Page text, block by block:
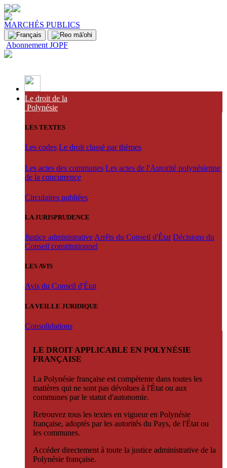
MARCHÉS PUBLICS
Abonnement JOPF
Le droit de la
Polynésie
LES TEXTES
Les codes Le droit classé par thèmes
Les actes des communes Les actes de l'Autorité polynésienne
de la concurrence
Circulaires publiées
LA JURISPRUDENCE
Justice administrative Arrêts du Conseil d'État Décisions du
Conseil constitutionnel
LES AVIS
Avis du Conseil d'État
LA VEILLE JURIDIQUE
Consolidations
LE DROIT APPLICABLE EN POLYNÉSIE
FRANÇAISE
La Polynésie française est compétente dans toutes les
matières qui ne sont pas dévolues à l'État ou aux
communes par le statut d'autonomie.
Retrouvez tous les textes en vigueur en Polynésie
française, adoptés par les autorités du Pays, de l'État ou
les communes.
Accéder directement à toute la justice administrative de la
Polynésie française.